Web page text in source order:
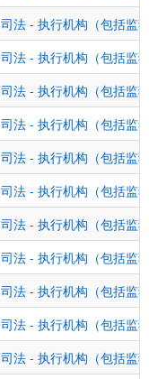
司法 - 执行机构（包括监
司法 - 执行机构（包括监
司法 - 执行机构（包括监
司法 - 执行机构（包括监
司法 - 执行机构（包括监
司法 - 执行机构（包括监
司法 - 执行机构（包括监
司法 - 执行机构（包括监
司法 - 执行机构（包括监
司法 - 执行机构（包括监
司法 - 执行机构（包括监